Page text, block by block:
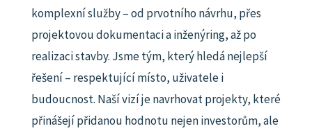
komplexní služby – od prvotního návrhu, přes
projektovou dokumentaci a inženýring, až po
realizaci stavby. Jsme tým, který hledá nejlepší
řešení – respektující místo, uživatele i
budoucnost. Naší vizí je navrhovat projekty, které
přinášejí přidanou hodnotu nejen investorům, ale